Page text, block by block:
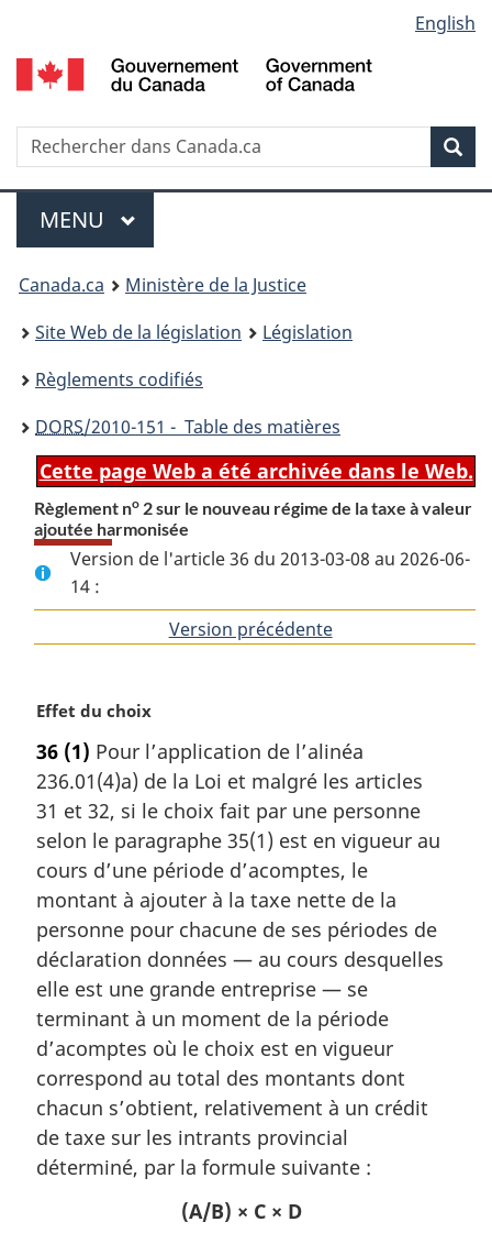
au
contenu
propos
de
la
HTML
simplifiée
selection
English
Recherche
Menu
MENU PRINCIPAL
You
are
here:
Canada.ca
Ministère de la Justice
Site Web de la législation
Législation
Règlements codifiés
DORS/2010-151 - Table des matières
Cette page Web a été archivée dans le Web.
Règlement no 2 sur le nouveau régime de la taxe à valeur
ajoutée harmonisée
Version de l'article 36 du 2013-03-08 au 2026-06-
14 :
Version précédentede
N
t
e
m
a
g
i
n
a
e
:
Effet du choix
36 (1) Pour l’application de l’alinéa
236.01(4)a) de la Loi et malgré les articles
31 et 32, si le choix fait par une personne
selon le paragraphe 35(1) est en vigueur au
cours d’une période d’acomptes, le
montant à ajouter à la taxe nette de la
personne pour chacune de ses périodes de
déclaration données — au cours desquelles
elle est une grande entreprise — se
terminant à un moment de la période
d’acomptes où le choix est en vigueur
correspond au total des montants dont
chacun s’obtient, relativement à un crédit
de taxe sur les intrants provincial
déterminé, par la formule suivante :
(A/B) × C × D